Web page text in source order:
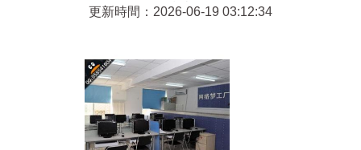
指南
更新時間：2026-06-19 03:12:34